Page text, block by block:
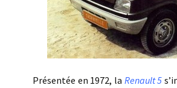
Présentée en 1972, la Renault 5